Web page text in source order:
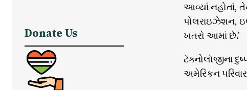
Donate Us
આવ્યાં નહોતાં,
પોલરાઇઝેશન,
ખતરો આમાં છે.’
ટૅક્નોલૉજીના
અમેરિકન